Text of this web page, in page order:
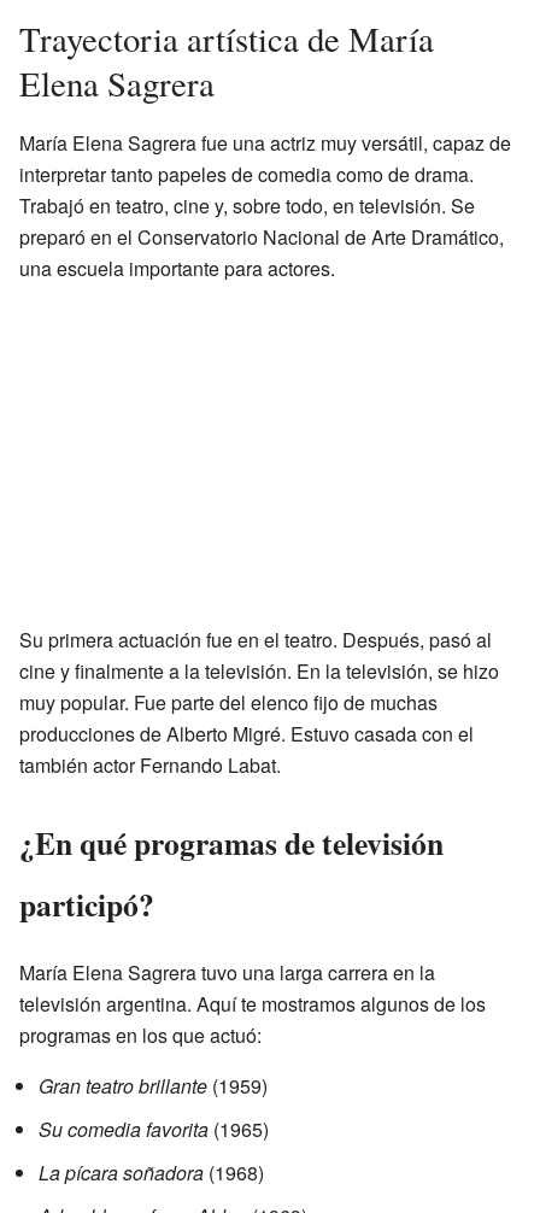
Trayectoria artística de María
Elena Sagrera
María Elena Sagrera fue una actriz muy versátil, capaz de
interpretar tanto papeles de comedia como de drama.
Trabajó en teatro, cine y, sobre todo, en televisión. Se
preparó en el Conservatorio Nacional de Arte Dramático,
una escuela importante para actores.
Su primera actuación fue en el teatro. Después, pasó al
cine y finalmente a la televisión. En la televisión, se hizo
muy popular. Fue parte del elenco fijo de muchas
producciones de Alberto Migré. Estuvo casada con el
también actor Fernando Labat.
¿En qué programas de televisión
participó?
María Elena Sagrera tuvo una larga carrera en la
televisión argentina. Aquí te mostramos algunos de los
programas en los que actuó:
Gran teatro brillante (1959)
Su comedia favorita (1965)
La pícara soñadora (1968)